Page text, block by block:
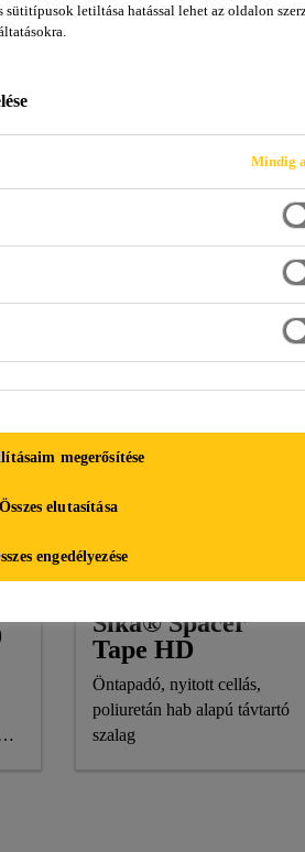
ragasztó- és tömítőanyagok
Sika® Spacer
Tape HD
Öntapadó, nyitott cellás,
poliuretán hab alapú távtartó
szalag
letiltása hatással lehet az oldalon
Mindig
megerősítése
Összes elutasítása
engedélyezése